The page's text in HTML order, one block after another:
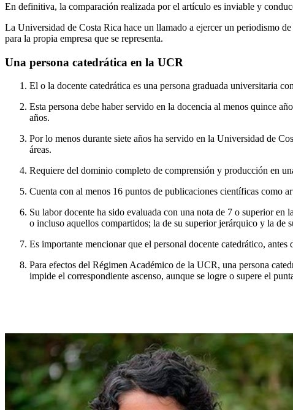
En definitiva, la comparación realizada por el artículo es inviable y
La Universidad de Costa Rica hace un llamado a ejercer un periodismo
para la propia empresa que se representa.
Una persona catedrática en la UCR
El o la docente catedrática es una persona graduada universitaria
Esta persona debe haber servido en la docencia al menos quince
años.
Por lo menos durante siete años ha servido en la Universidad de
áreas.
Requiere del dominio completo de comprensión y producción en
Cuenta con al menos 16 puntos de publicaciones científicas como
Su labor docente ha sido evaluada con una nota de 7 o superior en
o incluso aquellos compartidos; la de su superior jerárquico y la de
Es importante mencionar que el personal docente catedrático,
Para efectos del Régimen Académico de la UCR, una persona
impide el correspondiente ascenso, aunque se logre o supere el